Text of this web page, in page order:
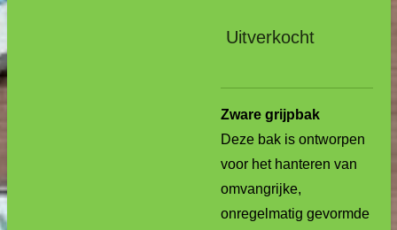
Uitverkocht
Zware grijpbak
Deze bak is ontworpen
voor het hanteren van
omvangrijke,
onregelmatig gevormde